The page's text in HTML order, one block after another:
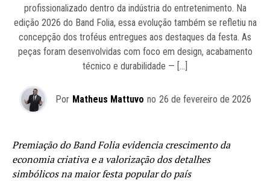
profissionalizado dentro da indústria do entretenimento. Na
edição 2026 do Band Folia, essa evolução também se refletiu na
concepção dos troféus entregues aos destaques da festa. As
peças foram desenvolvidas com foco em design, acabamento
técnico e durabilidade — […]
Por Matheus Mattuvo no 26 de fevereiro de 2026
Premiação do Band Folia evidencia crescimento da
economia criativa e a valorização dos detalhes
simbólicos na maior festa popular do país